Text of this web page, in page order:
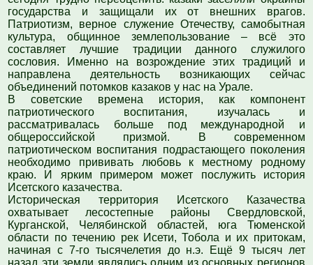
государства и защищали их от внешних врагов.
Патриотизм, верное служение Отечеству, самобытная
культура, общинное землепользование – всё это
составляет лучшие традиции данного служилого
сословия. Именно на возрождение этих традиций и
направлена деятельность возникающих сейчас
объединений потомков казаков у нас на Урале.
В советские времена история, как компонент
патриотического воспитания, изучалась и
рассматривалась больше под международной и
общероссийской призмой. В современном
патриотическом воспитания подрастающего поколения
необходимо прививать любовь к местному родному
краю. И ярким примером может послужить история
Исетского казачества.
Историческая территория Исетского Казачества
охватывает лесостепные районы Свердловской,
Курганской, Челябинской областей, юга Тюменской
области по течению рек Исети, Тобола и их притокам,
начиная с 7-го тысячелетия до н.э. Ещё 9 тысяч лет